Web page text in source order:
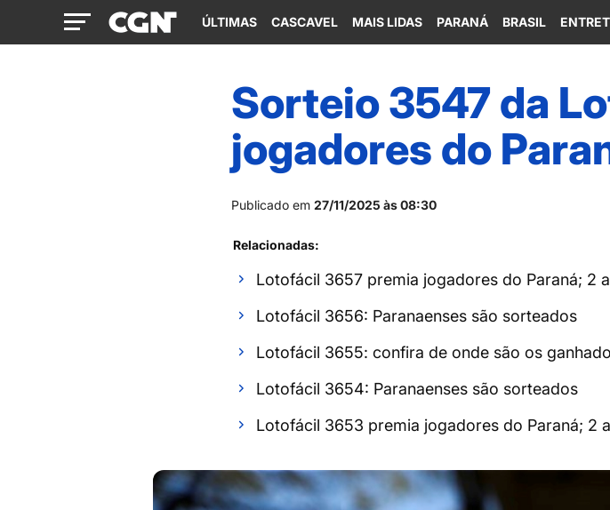
ÚLTIMAS CASCAVEL MAIS LIDAS PARANÁ BRASIL
Sorteio 3547 da
jogadores do
Publicado em 27/11/2025 às 08:30
Relacionadas:
Lotofácil 3657 premia jogadores do Paraná; 2
Lotofácil 3656: Paranaenses são sorteados
Lotofácil 3655: confira de onde são os
Lotofácil 3654: Paranaenses são sorteados
Lotofácil 3653 premia jogadores do Paraná; 2